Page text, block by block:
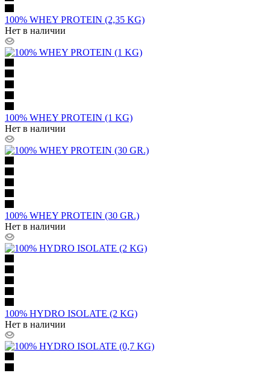
100% WHEY PROTEIN (2,35 KG)
Нет в наличии
100% WHEY PROTEIN (1 KG)
Нет в наличии
100% WHEY PROTEIN (30 GR.)
Нет в наличии
100% HYDRO ISOLATE (2 KG)
Нет в наличии